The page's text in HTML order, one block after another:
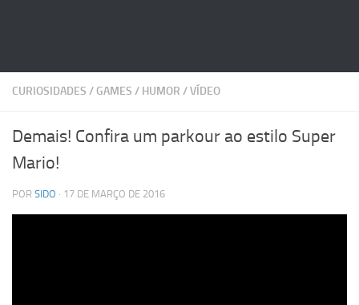
CURIOSIDADES / GAMES / HUMOR /VÍDEO
Demais! Confira um parkour ao estilo Super
Mario!
POR SIDO · 17 DE MARÇO DE 2016